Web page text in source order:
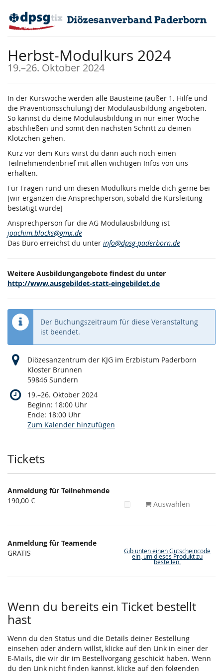
Haupt-
Inhalt
Herbst-Modulkurs 2024
19.–bis
26. Oktober 2024
In der Kurswoche werden alle Bausteine (außer 1. Hilfe und
die Präventionsschulung) der Modulausbildung angeboten.
So kannst du deine Modulausbildung in nur einer Woche
abschließen und somit den nächsten Schritt zu deinen
Klötzchen gehen.
Kurz vor dem Kurs wirst du dann auch noch einen
Teilnehmendenbrief mit allen wichtigen Infos von uns
erhalten.
Für Fragen rund um diesen Modulkurs melde dich gerne bei
[wir ergänzen die Ansprechperson, sobald die Kursleitung
bestätigt wurde]
Ansprechperson für die AG Modulausbildung ist
joachim.blocks@gmx.de
Das Büro erreichst du unter info@dpsg-paderborn.de
Weitere Ausbildungangebote findest du unter
http://www.ausgebildet-statt-eingebildet.de
Der Buchungszeitraum für diese Veranstaltung
ist beendet.
Diözesanzentrum der KJG im Erzbistum Paderborn
Kloster Brunnen
59846 Sundern
19.–bis
26. Oktober 2024
Beginn: 18:00 Uhr
Ende: 18:00 Uhr
Zum Kalender hinzufügen
Produkte
Tickets
Anmeldung für Teilnehmende
190,00 €
Auswählen
Anmeldung für Teamende
GRATIS
Gib unten einen Gutscheincode
ein, um dieses Produkt zu
bestellen.
Wenn du bereits ein Ticket bestellt
hast
Wenn du den Status und die Details deiner Bestellung
einsehen oder ändern willst, klicke auf den Link in einer der
E-Mails, die wir dir im Bestellvorgang geschickt haben. Wenn
du den Link nicht finden kannst, klicke auf den folgenden